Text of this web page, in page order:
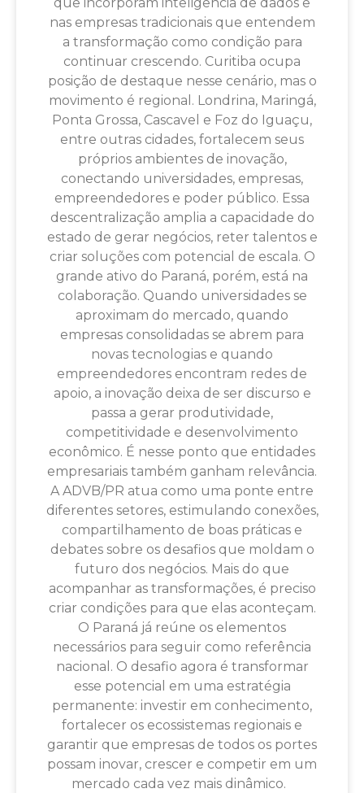
nas empresas tradicionais que entendem
a transformação como condição para
continuar crescendo. Curitiba ocupa
posição de destaque nesse cenário, mas o
movimento é regional. Londrina, Maringá,
Ponta Grossa, Cascavel e Foz do Iguaçu,
entre outras cidades, fortalecem seus
próprios ambientes de inovação,
conectando universidades, empresas,
empreendedores e poder público. Essa
descentralização amplia a capacidade do
estado de gerar negócios, reter talentos e
criar soluções com potencial de escala. O
grande ativo do Paraná, porém, está na
colaboração. Quando universidades se
aproximam do mercado, quando
empresas consolidadas se abrem para
novas tecnologias e quando
empreendedores encontram redes de
apoio, a inovação deixa de ser discurso e
passa a gerar produtividade,
competitividade e desenvolvimento
econômico. É nesse ponto que entidades
empresariais também ganham relevância.
A ADVB/PR atua como uma ponte entre
diferentes setores, estimulando conexões,
compartilhamento de boas práticas e
debates sobre os desafios que moldam o
futuro dos negócios. Mais do que
acompanhar as transformações, é preciso
criar condições para que elas aconteçam.
O Paraná já reúne os elementos
necessários para seguir como referência
nacional. O desafio agora é transformar
esse potencial em uma estratégia
permanente: investir em conhecimento,
fortalecer os ecossistemas regionais e
garantir que empresas de todos os portes
possam inovar, crescer e competir em um
mercado cada vez mais dinâmico.